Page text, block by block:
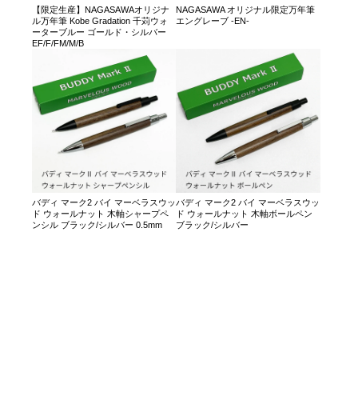
【限定生産】NAGASAWAオリジナ
ル万年筆 Kobe Gradation 千苅ウォ
ーターブルー ゴールド・シルバー
EF/F/FM/M/B
NAGASAWA オリジナル限定万年筆
エングレーブ -EN-
バディ マーク2 バイ マーベラスウッ
ド ウォールナット 木軸シャープペ
ンシル ブラック/シルバー 0.5mm
バディ マーク2 バイ マーベラスウッ
ド ウォールナット 木軸ボールペン
ブラック/シルバー